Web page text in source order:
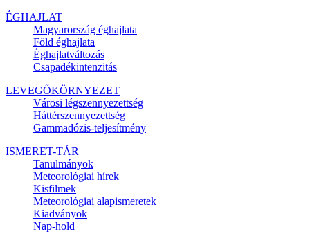
ÉGHAJLAT
Magyarország éghajlata
Föld éghajlata
Éghajlatváltozás
Csapadékintenzitás
LEVEGŐKÖRNYEZET
Városi légszennyezettség
Háttérszennyezettség
Gammadózis-teljesítmény
ISMERET-TÁR
Tanulmányok
Meteorológiai hírek
Kisfilmek
Meteorológiai alapismeretek
Kiadványok
Nap-hold